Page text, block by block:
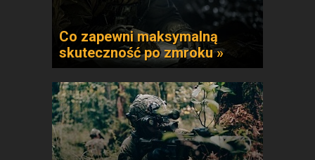
Co zapewni maksymalną
skuteczność po zmroku »